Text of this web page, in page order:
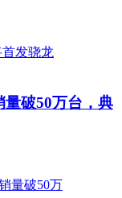
破50万台，典